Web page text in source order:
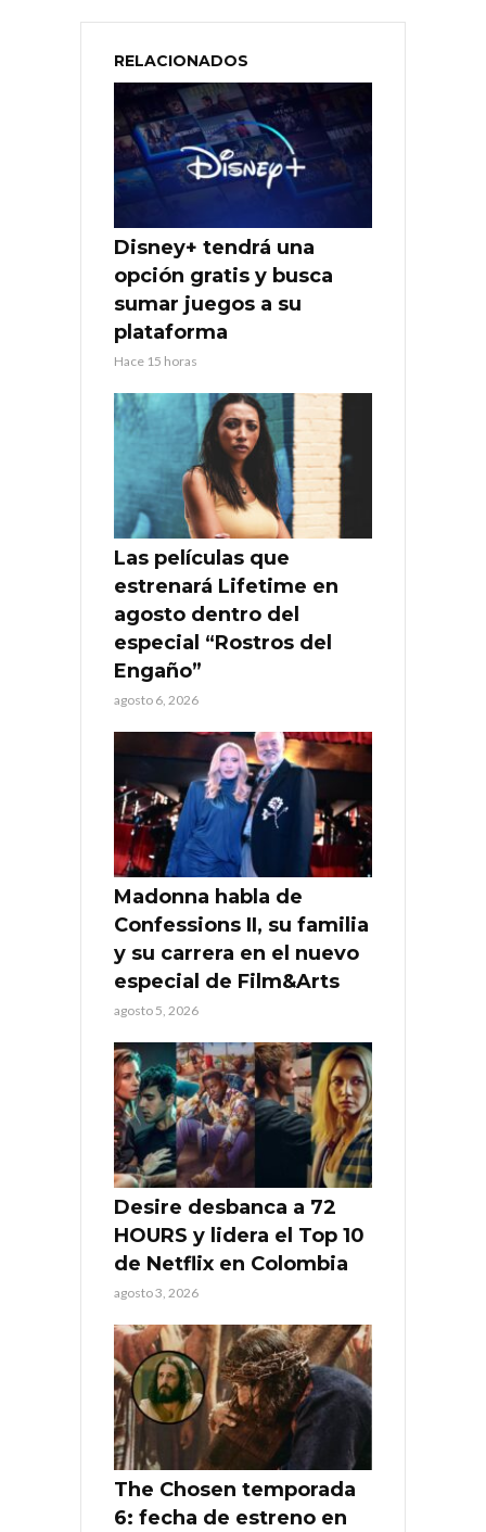
RELACIONADOS
Disney+ tendrá una
opción gratis y busca
sumar juegos a su
plataforma
Hace 15 horas
Las películas que
estrenará Lifetime en
agosto dentro del
especial “Rostros del
Engaño”
agosto 6, 2026
Madonna habla de
Confessions II, su familia
y su carrera en el nuevo
especial de Film&Arts
agosto 5, 2026
Desire desbanca a 72
HOURS y lidera el Top 10
de Netflix en Colombia
agosto 3, 2026
The Chosen temporada
6: fecha de estreno en